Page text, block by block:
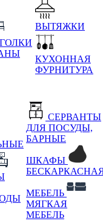
ВЫТЯЖКИ
КУХОННАЯ
ФУРНИТУРА
СЕРВАНТЫ
ДЛЯ ПОСУДЫ,
БАРНЫЕ
ШКАФЫ
МЕБЕЛЬ
МЯГКАЯ
МЕБЕЛЬ